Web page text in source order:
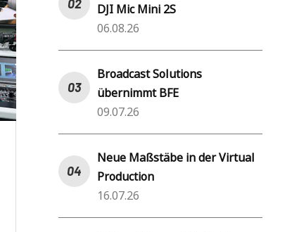
DJI Mic Mini 2S
06.08.26
Broadcast Solutions
übernimmt BFE
09.07.26
Neue Maßstäbe in der Virtual
Production
16.07.26